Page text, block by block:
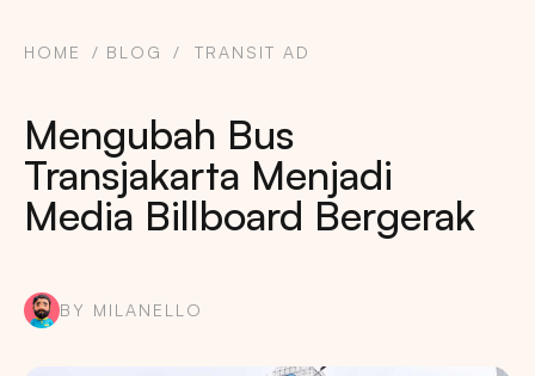
HOME BLOG TRANSIT AD
Mengubah Bus
Transjakarta Menjadi
Media Billboard Bergerak
BY MILANELLO